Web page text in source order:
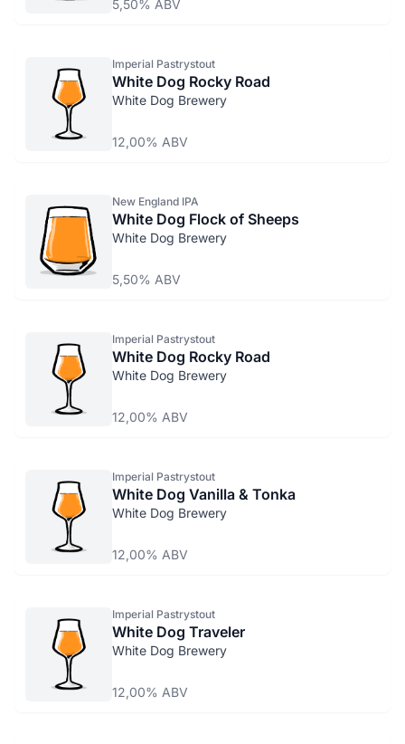
5,50% ABV
Imperial Pastrystout
White Dog Rocky Road
White Dog Brewery
12,00% ABV
New England IPA
White Dog Flock of Sheeps
White Dog Brewery
5,50% ABV
Imperial Pastrystout
White Dog Rocky Road
White Dog Brewery
12,00% ABV
Imperial Pastrystout
White Dog Vanilla & Tonka
White Dog Brewery
12,00% ABV
Imperial Pastrystout
White Dog Traveler
White Dog Brewery
12,00% ABV